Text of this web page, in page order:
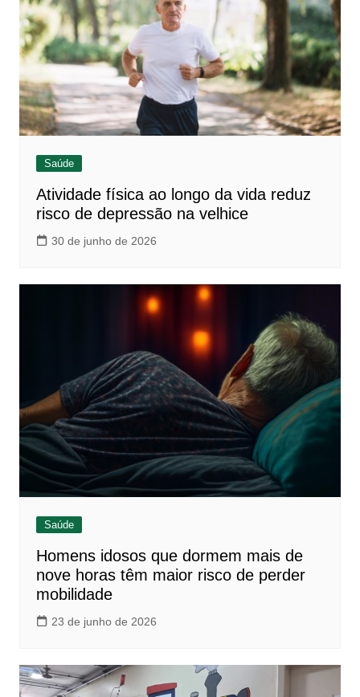
Saúde
Atividade física ao longo da vida reduz
risco de depressão na velhice
30 de junho de 2026
Saúde
Homens idosos que dormem mais de
nove horas têm maior risco de perder
mobilidade
23 de junho de 2026